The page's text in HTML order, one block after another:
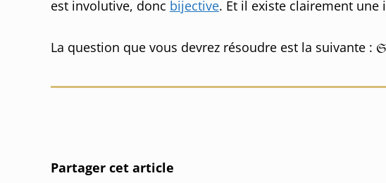
est involutive, donc bijective. Et il existe clairement
La question que vous devrez résoudre est la suivante :
Partager cet article